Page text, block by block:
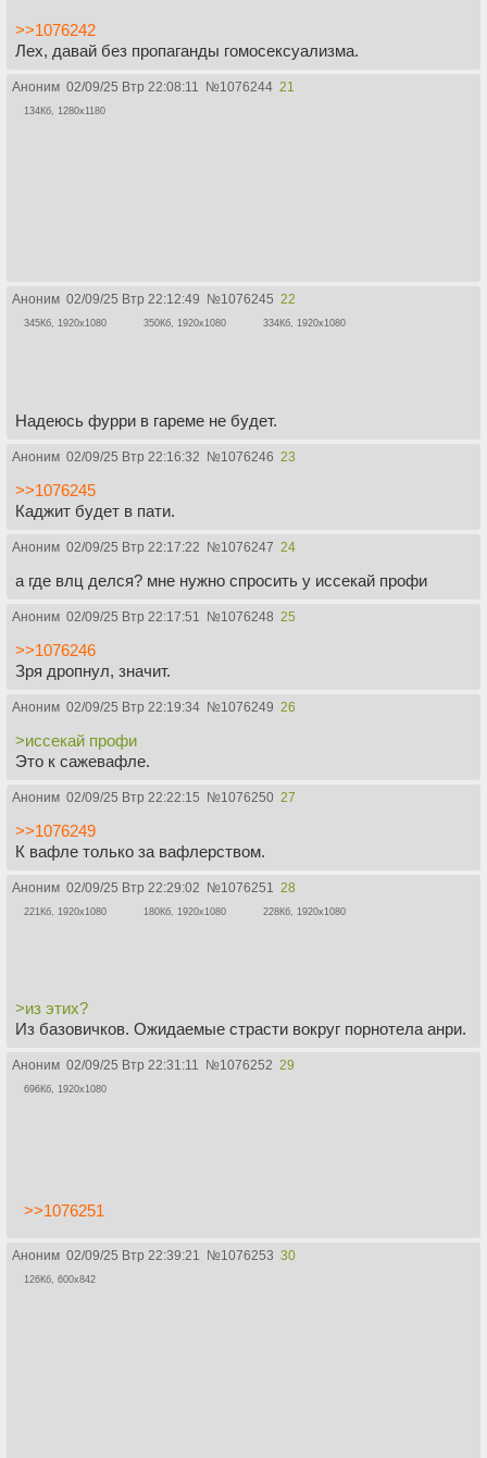
>>1076242
Лех, давай без пропаганды гомосексуализма.
Аноним 02/09/25 Втр 22:08:11 №1076244 21
134Кб, 1280x1180
Аноним 02/09/25 Втр 22:12:49 №1076245 22
345Кб, 1920x1080 350Кб, 1920x1080 334Кб, 1920x1080
Надеюсь фурри в гареме не будет.
Аноним 02/09/25 Втр 22:16:32 №1076246 23
>>1076245
Каджит будет в пати.
Аноним 02/09/25 Втр 22:17:22 №1076247 24
а где влц делся? мне нужно спросить у иссекай профи
Аноним 02/09/25 Втр 22:17:51 №1076248 25
>>1076246
Зря дропнул, значит.
Аноним 02/09/25 Втр 22:19:34 №1076249 26
>иссекай профи
Это к сажевафле.
Аноним 02/09/25 Втр 22:22:15 №1076250 27
>>1076249
К вафле только за вафлерством.
Аноним 02/09/25 Втр 22:29:02 №1076251 28
221Кб, 1920x1080 180Кб, 1920x1080 228Кб, 1920x1080
>из этих?
Из базовичков. Ожидаемые страсти вокруг порнотела анри.
Аноним 02/09/25 Втр 22:31:11 №1076252 29
696Кб, 1920x1080
>>1076251
Аноним 02/09/25 Втр 22:39:21 №1076253 30
126Кб, 600x842